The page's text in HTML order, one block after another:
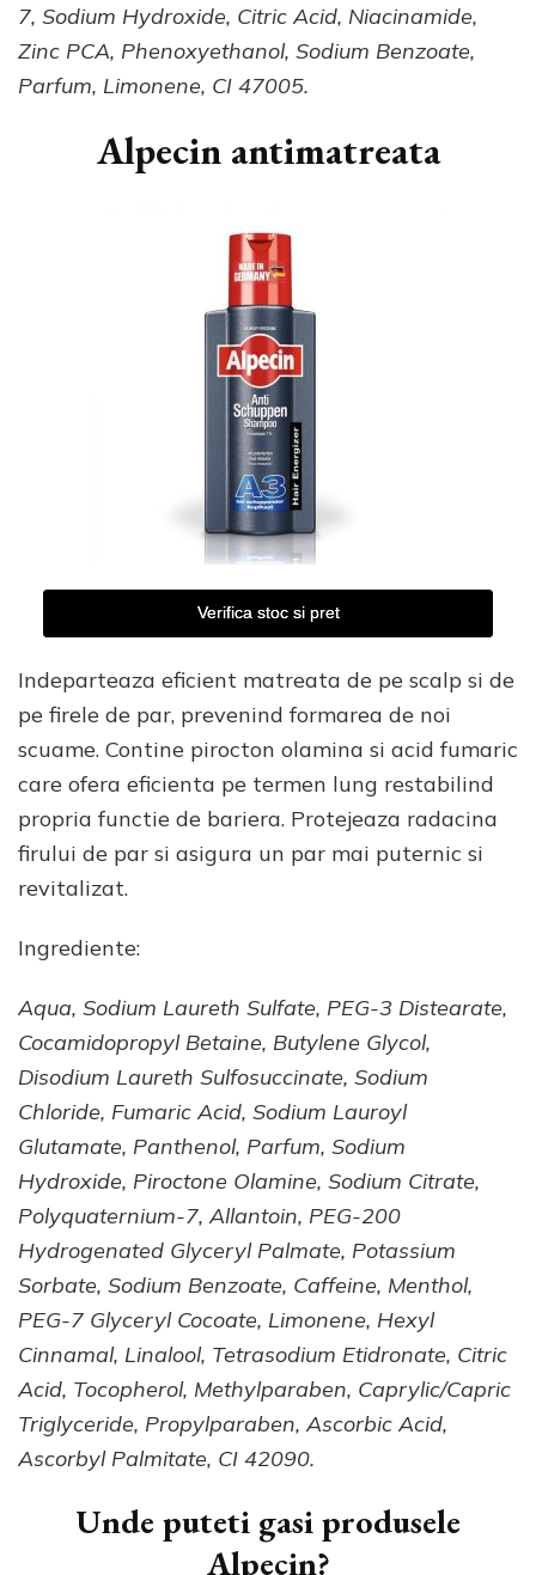
7, Sodium Hydroxide, Citric Acid, Niacinamide,
Zinc PCA, Phenoxyethanol, Sodium Benzoate,
Parfum, Limonene, CI 47005.
Alpecin antimatreata
Verifica stoc si pret
Indeparteaza eficient matreata de pe scalp si de
pe firele de par, prevenind formarea de noi
scuame. Contine pirocton olamina si acid fumaric
care ofera eficienta pe termen lung restabilind
propria functie de bariera. Protejeaza radacina
firului de par si asigura un par mai puternic si
revitalizat.
Ingrediente:
Aqua, Sodium Laureth Sulfate, PEG-3 Distearate,
Cocamidopropyl Betaine, Butylene Glycol,
Disodium Laureth Sulfosuccinate, Sodium
Chloride, Fumaric Acid, Sodium Lauroyl
Glutamate, Panthenol, Parfum, Sodium
Hydroxide, Piroctone Olamine, Sodium Citrate,
Polyquaternium-7, Allantoin, PEG-200
Hydrogenated Glyceryl Palmate, Potassium
Sorbate, Sodium Benzoate, Caffeine, Menthol,
PEG-7 Glyceryl Cocoate, Limonene, Hexyl
Cinnamal, Linalool, Tetrasodium Etidronate, Citric
Acid, Tocopherol, Methylparaben, Caprylic/Capric
Triglyceride, Propylparaben, Ascorbic Acid,
Ascorbyl Palmitate, CI 42090.
Unde puteti gasi produsele
Alpecin?